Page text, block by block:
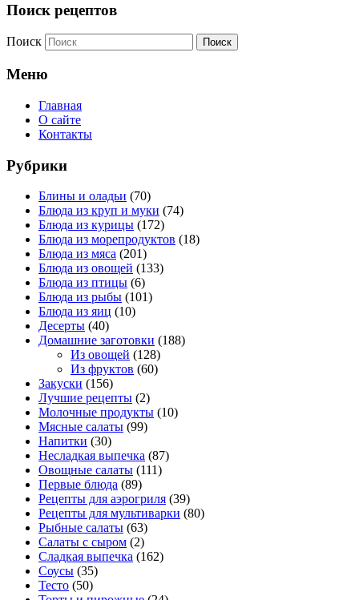
Поиск рецептов
Поиск
Меню
Главная
О сайте
Контакты
Рубрики
Блины и оладьи (70)
Блюда из круп и муки (74)
Блюда из курицы (172)
Блюда из морепродуктов (18)
Блюда из мяса (201)
Блюда из овощей (133)
Блюда из птицы (6)
Блюда из рыбы (101)
Блюда из яиц (10)
Десерты (40)
Домашние заготовки (188)
Из овощей (128)
Из фруктов (60)
Закуски (156)
Лучшие рецепты (2)
Молочные продукты (10)
Мясные салаты (99)
Напитки (30)
Несладкая выпечка (87)
Овощные салаты (111)
Первые блюда (89)
Рецепты для аэрогриля (39)
Рецепты для мультиварки (80)
Рыбные салаты (63)
Салаты с сыром (2)
Сладкая выпечка (162)
Соусы (35)
Тесто (50)